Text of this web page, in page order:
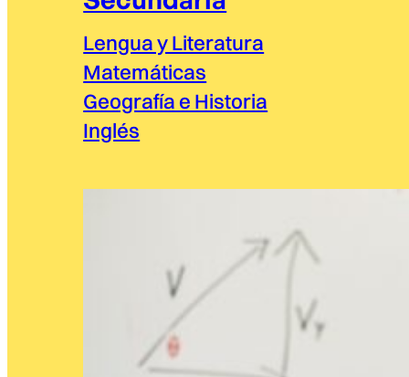
Lengua y Literatura
Matemáticas
Geografía e Historia
Inglés